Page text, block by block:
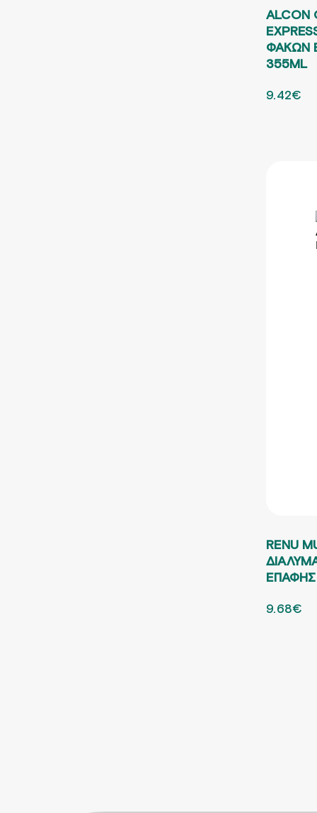
ALCON
ΦΑΚΩΝ
355ML
9.42€
RENU
9.68€